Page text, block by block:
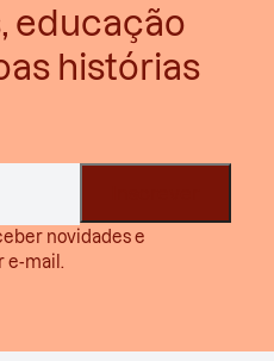
educação
histórias
novidades e
e-mail.